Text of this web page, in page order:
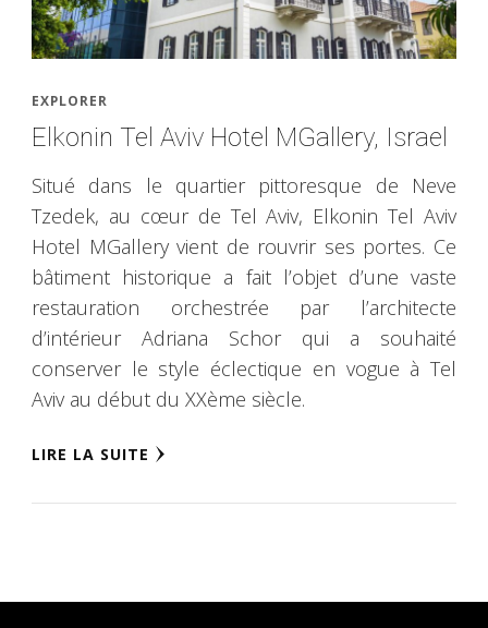
EXPLORER
Elkonin Tel Aviv Hotel MGallery, Israel
Situé dans le quartier pittoresque de Neve
Tzedek, au cœur de Tel Aviv, Elkonin Tel Aviv
Hotel MGallery vient de rouvrir ses portes. Ce
bâtiment historique a fait l’objet d’une vaste
restauration orchestrée par l’architecte
d’intérieur Adriana Schor qui a souhaité
conserver le style éclectique en vogue à Tel
Aviv au début du XXème siècle.
LIRE LA SUITE